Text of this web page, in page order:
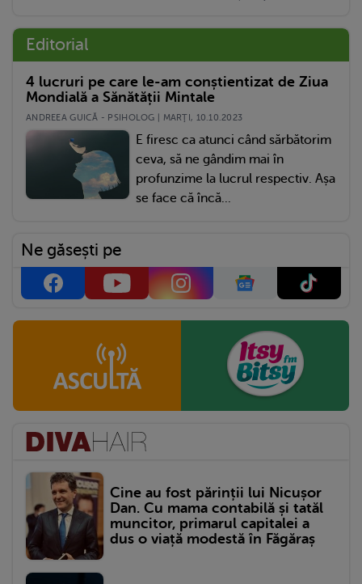
Editorial
4 lucruri pe care le-am conștientizat de Ziua
Mondială a Sănătății Mintale
ANDREEA GUICĂ - PSIHOLOG | MARŢI, 10.10.2023
E firesc ca atunci când sărbătorim
ceva, să ne gândim mai în
profunzime la lucrul respectiv. Așa
se face că încă...
Ne găsești pe
Cine au fost părinții lui Nicușor
Dan. Cu mama contabilă și tatăl
muncitor, primarul capitalei a
dus o viață modestă în Făgăraș